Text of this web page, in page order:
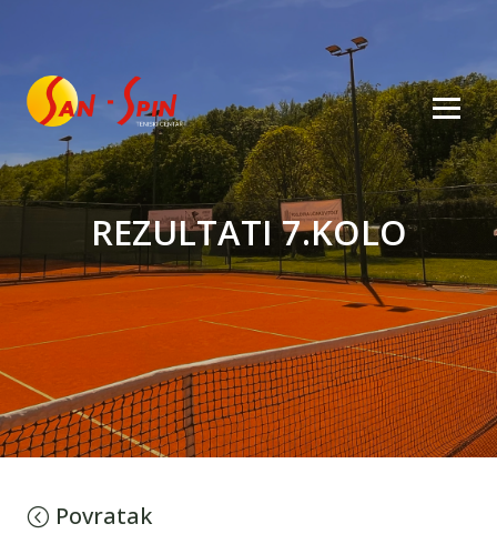
REZULTATI 7.KOLO
Povratak